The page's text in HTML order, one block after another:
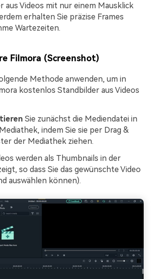
aus Videos mit nur einem Mausklick
erhalten Sie präzise Frames
Wartezeiten.
Filmora (Screenshot)
Methode anwenden, um in
kostenlos Standbilder aus Videos
Sie zunächst die Mediendatei in
indem Sie sie per Drag &
der Mediathek ziehen.
werden als Thumbnails in der
so dass Sie das gewünschte Video
auswählen können).